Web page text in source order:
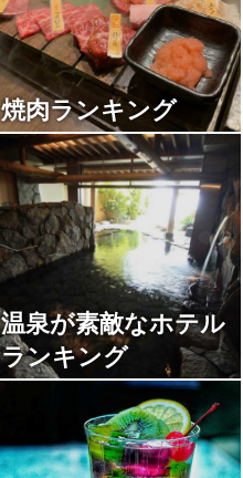
焼肉ランキング
温泉が素敵なホテル
ランキング